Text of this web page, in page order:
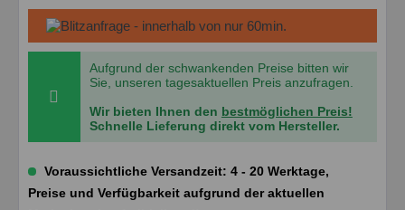
Aufgrund der schwankenden Preise bitten wir
Sie, unseren tagesaktuellen Preis anzufragen.
Wir bieten Ihnen den bestmöglichen Preis!
Schnelle Lieferung direkt vom Hersteller.
Voraussichtliche Versandzeit: 4 - 20 Werktage,
Preise und Verfügbarkeit aufgrund der aktuellen